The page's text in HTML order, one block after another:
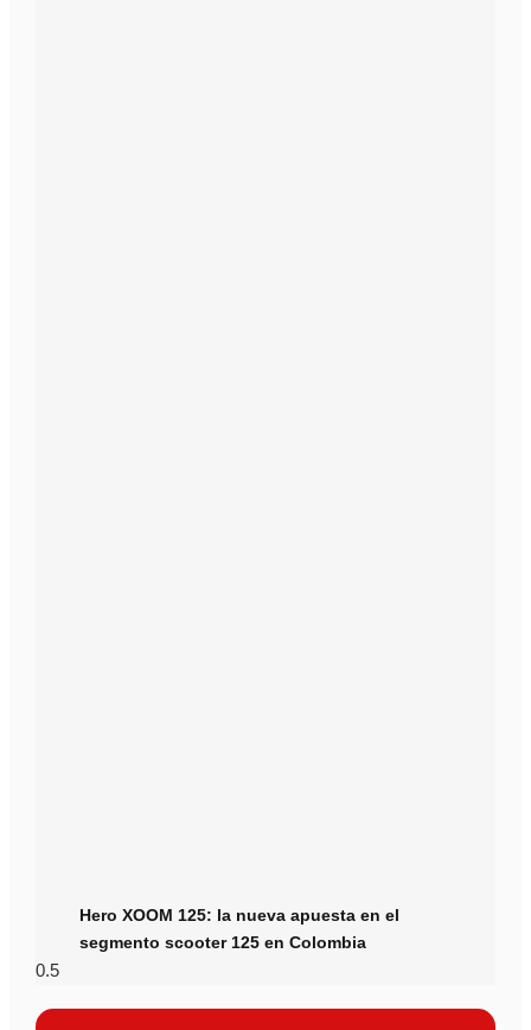
Hero XOOM 125: la nueva apuesta en el
segmento scooter 125 en Colombia